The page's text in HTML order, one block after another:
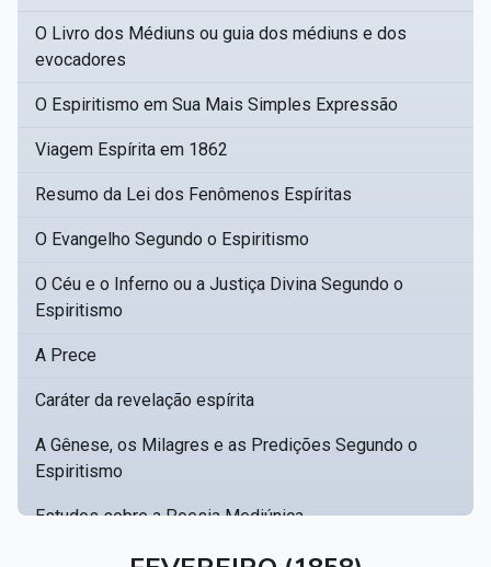
O Livro dos Médiuns ou guia dos médiuns e dos
evocadores
O Espiritismo em Sua Mais Simples Expressão
Viagem Espírita em 1862
Resumo da Lei dos Fenômenos Espíritas
O Evangelho Segundo o Espiritismo
O Céu e o Inferno ou a Justiça Divina Segundo o
Espiritismo
A Prece
Caráter da revelação espírita
A Gênese, os Milagres e as Predições Segundo o
Espiritismo
Estudos sobre a Poesia Mediúnica
Catálogo racional de obras para se fundar uma